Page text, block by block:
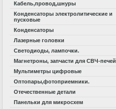
Кабель,провод,шнуры
Конденсаторы электролитические и
пусковые
Конденсаторы
Лазерные головки
Светодиоды, лампочки.
Магнетроны, запчасти для СВЧ-печей
Мультиметры цифровые
Оптопары,фотоприемники.
Отечественные детали
Панельки для микросхем